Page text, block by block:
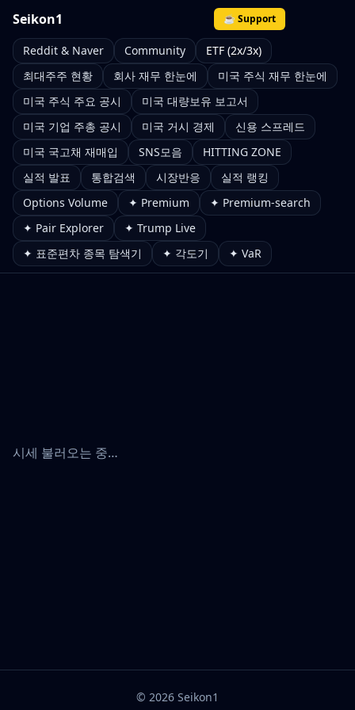
Seikon1 ☕ Support
Reddit & Naver Community
ETF (2x/3x)
최대주주 현황
회사 재무 한눈에
미국 주식 재무 한눈에
미국 주식 주요 공시
미국 대량보유 보고서
미국 기업 주총 공시
미국 거시 경제
신용 스프레드
미국 국고채 재매입
SNS모음
HITTING ZONE
실적 발표
통합검색 시장반응
실적 랭킹
Options Volume
✦ Premium
✦ Premium-search
✦ Pair Explorer
✦ Trump Live
✦ 표준편차 종목 탐색기
✦ 각도기 ✦ VaR
시세 불러오는 중…
© 2026 Seikon1